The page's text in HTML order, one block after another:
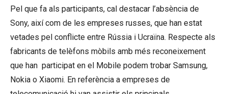
Pel que fa als participants, cal destacar l’absència de
Sony, així com de les empreses russes, que han estat
vetades pel conflicte entre Rússia i Ucraïna. Respecte als
fabricants de telèfons mòbils amb més reconeixement
que han participat en el Mobile podem trobar Samsung,
Nokia o Xiaomi. En referència a empreses de